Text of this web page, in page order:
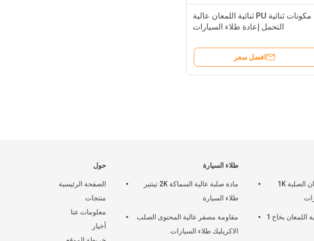
مكونات ثنائية PU ثنائية اللمعان عالية
التحمل إعادة طلاء السيارات
افضل سعر
حول
الصفحة الرئيسية
منتجات
معلومات عنا
أخبار
طلاء السيارة
مادة صلبة عالية السماكة 2K تينتير
طلاء السيارة
مقاومة مصفر عالية المحتوى الصلب
الاكريليك طلاء السيارات
من السهل رش الألوان الصلبة 1K
ألوان صلبة متينة عالية اللمعان بخاخ 1